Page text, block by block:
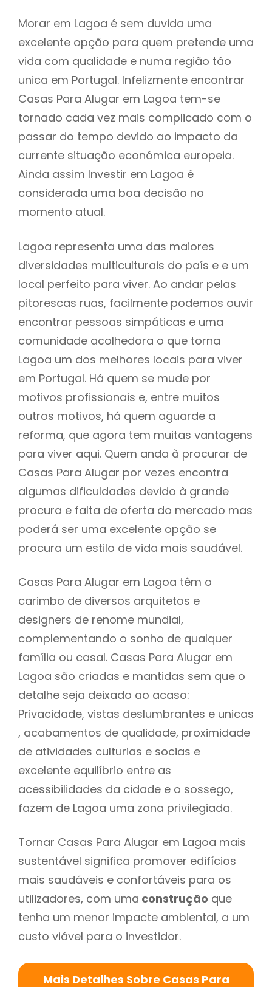
Morar em Lagoa é sem duvida uma
excelente opção para quem pretende uma
vida com qualidade e numa região táo
unica em Portugal. Infelizmente encontrar
Casas Para Alugar em Lagoa tem-se
tornado cada vez mais complicado com o
passar do tempo devido ao impacto da
currente situação económica europeia.
Ainda assim Investir em Lagoa é
considerada uma boa decisão no
momento atual.
Lagoa representa uma das maiores
diversidades multiculturais do país e e um
local perfeito para viver. Ao andar pelas
pitorescas ruas, facilmente podemos ouvir
encontrar pessoas simpáticas e uma
comunidade acolhedora o que torna
Lagoa um dos melhores locais para viver
em Portugal. Há quem se mude por
motivos profissionais e, entre muitos
outros motivos, há quem aguarde a
reforma, que agora tem muitas vantagens
para viver aqui. Quem anda à procurar de
Casas Para Alugar por vezes encontra
algumas dificuldades devido à grande
procura e falta de oferta do mercado mas
poderá ser uma excelente opção se
procura um estilo de vida mais saudável.
Casas Para Alugar em Lagoa têm o
carimbo de diversos arquitetos e
designers de renome mundial,
complementando o sonho de qualquer
família ou casal. Casas Para Alugar em
Lagoa são criadas e mantidas sem que o
detalhe seja deixado ao acaso:
Privacidade, vistas deslumbrantes e unicas
, acabamentos de qualidade, proximidade
de atividades culturias e socias e
excelente equilíbrio entre as
acessibilidades da cidade e o sossego,
fazem de Lagoa uma zona privilegiada.
Tornar Casas Para Alugar em Lagoa mais
sustentável significa promover edifícios
mais saudáveis e confortáveis para os
utilizadores, com uma construção que
tenha um menor impacte ambiental, a um
custo viável para o investidor.
Mais Detalhes Sobre Casas Para